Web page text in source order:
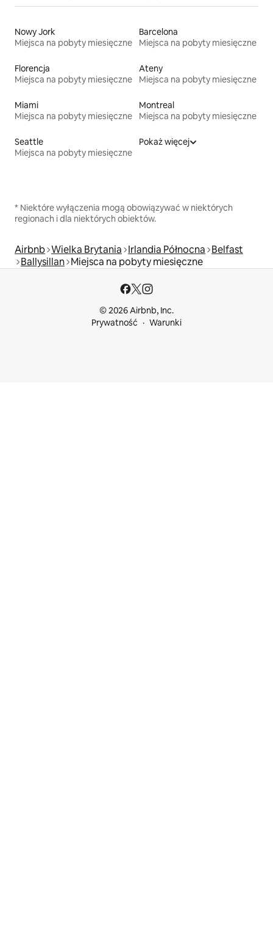
Nowy Jork
Miejsca na pobyty miesięczne
Barcelona
Miejsca na pobyty miesięczne
Florencja
Miejsca na pobyty miesięczne
Ateny
Miejsca na pobyty miesięczne
Miami
Miejsca na pobyty miesięczne
Montreal
Miejsca na pobyty miesięczne
Seattle
Miejsca na pobyty miesięczne
Pokaż więcej
* Niektóre wyłączenia mogą obowiązywać w niektórych
regionach i dla niektórych obiektów.
Airbnb Wielka Brytania Irlandia Północna Belfast
Ballysillan Miejsca na pobyty miesięczne
© 2026 Airbnb, Inc.
Prywatność
Warunki